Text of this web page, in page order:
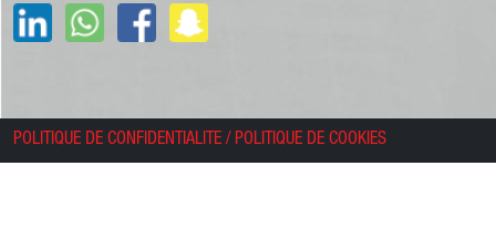
POLITIQUE DE CONFIDENTIALITE / POLITIQUE DE COOKIES